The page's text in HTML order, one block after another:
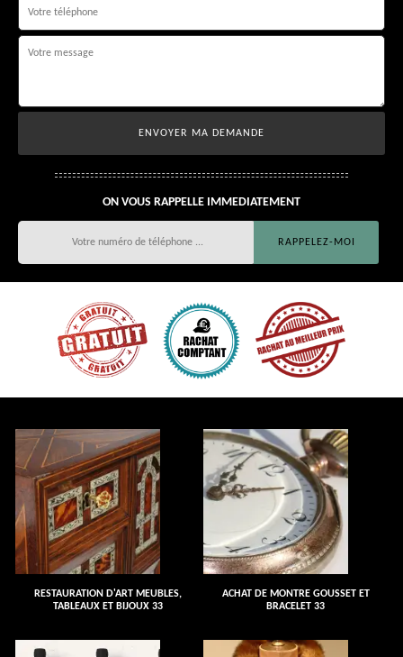
ON VOUS RAPPELLE IMMEDIATEMENT
RESTAURATION D'ART MEUBLES,
TABLEAUX ET BIJOUX 33
ACHAT DE MONTRE GOUSSET ET
BRACELET 33